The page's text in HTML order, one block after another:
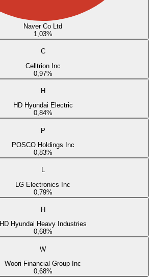
Naver Co Ltd
1,03%
C
Celltrion Inc
0,97%
H
HD Hyundai Electric
0,84%
P
POSCO Holdings Inc
0,83%
L
LG Electronics Inc
0,79%
H
HD Hyundai Heavy Industries
0,68%
W
Woori Financial Group Inc
0,68%